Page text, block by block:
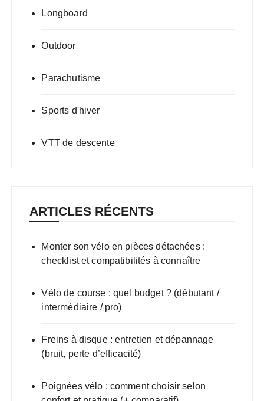
Longboard
Outdoor
Parachutisme
Sports d'hiver
VTT de descente
ARTICLES RÉCENTS
Monter son vélo en pièces détachées :
checklist et compatibilités à connaître
Vélo de course : quel budget ? (débutant /
intermédiaire / pro)
Freins à disque : entretien et dépannage
(bruit, perte d’efficacité)
Poignées vélo : comment choisir selon